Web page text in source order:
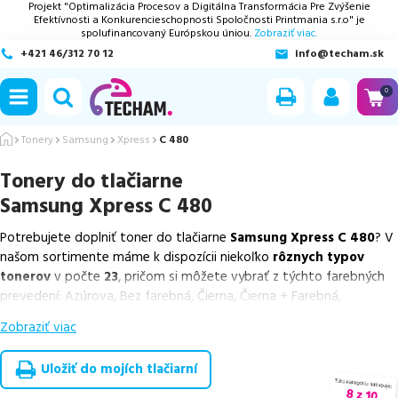
Projekt "Optimalizácia Procesov a Digitálna Transformácia Pre Zvýšenie
Efektívnosti a Konkurencieschopnosti Spoločnosti Printmania s.r.o" je
spolufinancovaný Európskou úniou. Zobraziť viac.
+421 46/312 70 12
info@techam.sk
0
Tonery Samsung Xpress C 480
Tonery do tlačiarne
Samsung Xpress C 480
Potrebujete doplniť toner do tlačiarne Samsung Xpress C 480? V
našom sortimente máme k dispozícii niekoľko rôznych typov
tonerovv počte 23, pričom si môžete vybrať z týchto farebných
prevedení: Azúrova, Bez farebná, Čierna, Čierna + Farebná,
Z uvedeného množstva dostupných náplní
náplnev počte 9ks, ako ajcenovo výhodnejšie alternatívy,
ktoré plne zachovávajú kvalitu tlače
. Súčasťou tejto ponuky sú
Zobraziť viac
Uložiť do mojích tlačiarní